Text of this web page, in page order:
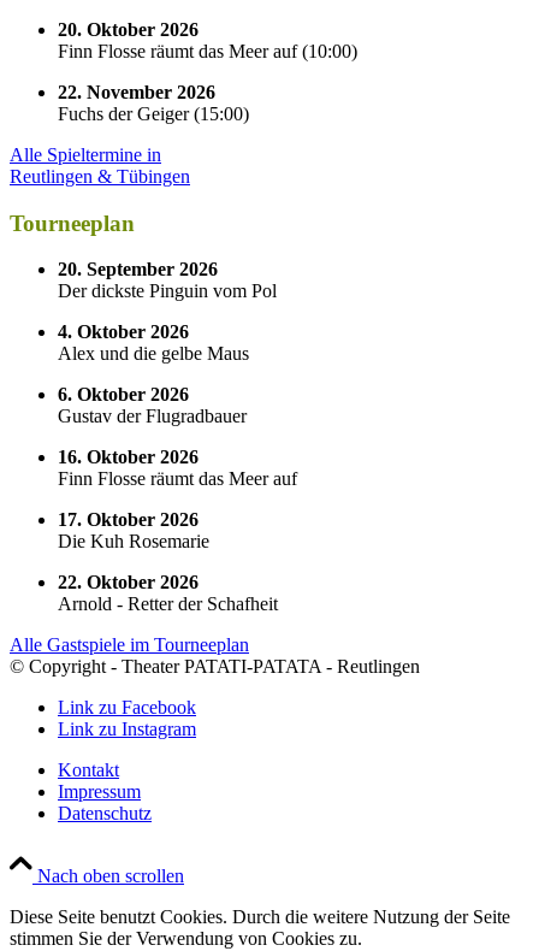
20. Oktober 2026
Finn Flosse räumt das Meer auf(10:00)
22. November 2026
Fuchs der Geiger(15:00)
Alle Spieltermine in
Reutlingen & Tübingen
Tourneeplan
20. September 2026
Der dickste Pinguin vom Pol
4. Oktober 2026
Alex und die gelbe Maus
6. Oktober 2026
Gustav der Flugradbauer
16. Oktober 2026
Finn Flosse räumt das Meer auf
17. Oktober 2026
Die Kuh Rosemarie
22. Oktober 2026
Arnold - Retter der Schafheit
Alle Gastspiele im Tourneeplan
© Copyright - Theater PATATI-PATATA - Reutlingen
Link zu Facebook
Link zu Instagram
Kontakt
Impressum
Datenschutz
Nach oben scrollen
Diese Seite benutzt Cookies. Durch die weitere Nutzung der Seite
stimmen Sie der Verwendung von Cookies zu.